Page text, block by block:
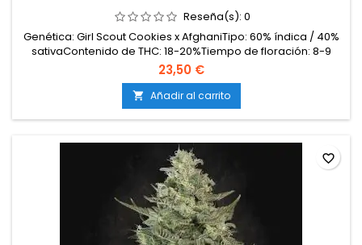
Reseña(s): 0
Genética: Girl Scout Cookies x AfghaniTipo: 60% índica / 40%
sativaContenido de THC: 18-20%Tiempo de floración: 8-9
semanas en interiorProducción en interior: 450-500
g/m²Producción en exterior: 700-900 g/plantaAltura: 90-120
cm en interior; hasta 200 cm en exteriorAromas y
sabores: Dulces y complejos; galleta, caramelo, especias y...
23,50 €
 Añadir al carrito
favorite_border